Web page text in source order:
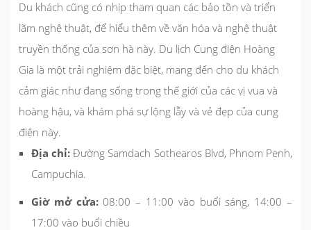
Du khách cũng có nhịp tham quan các bảo tồn và triển
lãm nghệ thuật, để hiểu thêm về văn hóa và nghệ thuật
truyền thống của sơn hà này. Du lịch Cung điện Hoàng
Gia là một trải nghiệm đặc biệt, mang đến cho du khách
cảm giác như đang sống trong thế giới của các vị vua và
hoàng hậu, và khám phá sự lộng lẫy và vẻ đẹp của cung
điện này.
Địa chỉ: Đường Samdach Sothearos Blvd, Phnom Penh,
Campuchia.
Giờ mở cửa: 08:00 – 11:00 vào buổi sáng, 14:00 –
17:00 vào buổi chiều